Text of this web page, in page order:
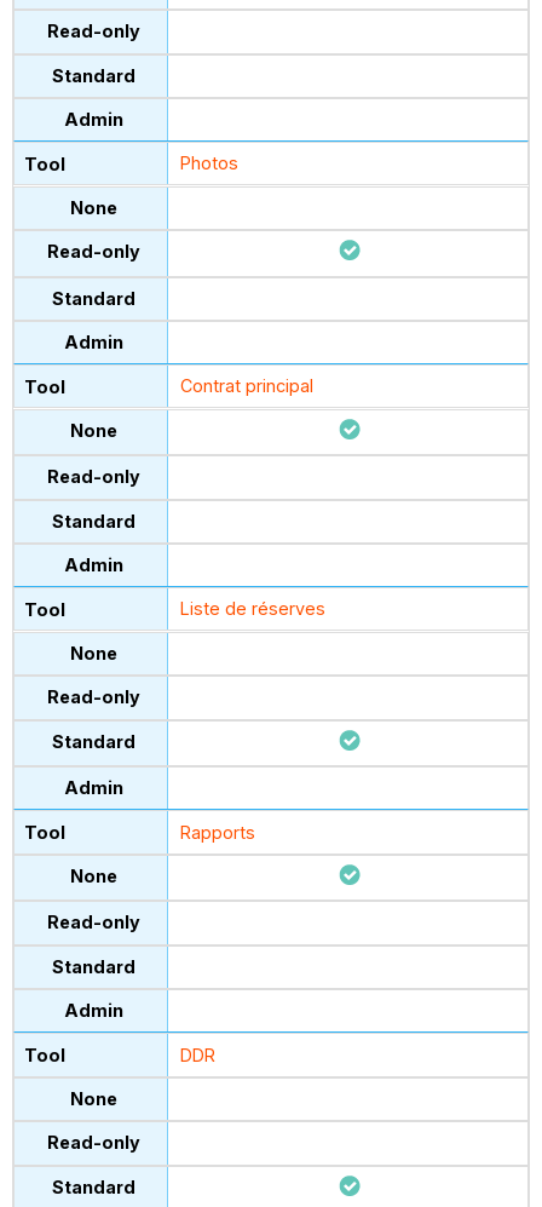
Photos
Contrat principal
Liste de réserves
Rapports
DDR